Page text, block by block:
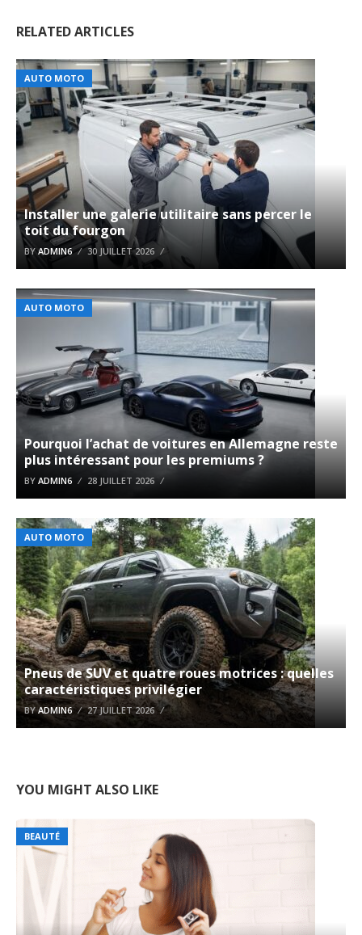
RELATED ARTICLES
AUTO MOTO
Installer une galerie utilitaire sans percer le
toit du fourgon
BY ADMIN6 30 JUILLET 2026
AUTO MOTO
Pourquoi l’achat de voitures en Allemagne reste
plus intéressant pour les premiums ?
BY ADMIN6 28 JUILLET 2026
AUTO MOTO
Pneus de SUV et quatre roues motrices : quelles
caractéristiques privilégier
BYADMIN6 27 JUILLET 2026
YOU MIGHT ALSO LIKE
BEAUTÉ